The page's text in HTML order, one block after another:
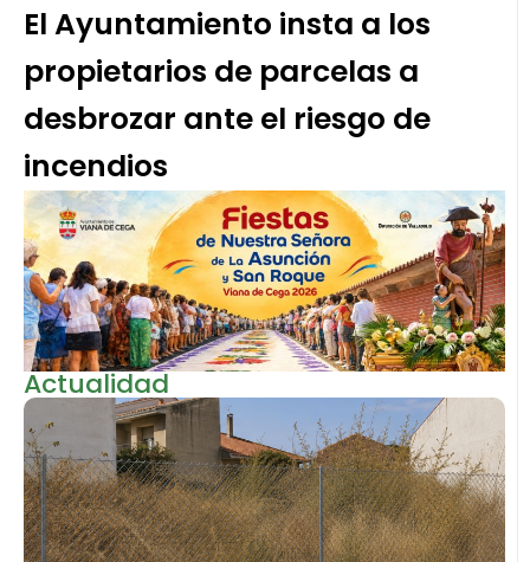
El Ayuntamiento insta a los
propietarios de parcelas a
desbrozar ante el riesgo de
incendios
Actualidad